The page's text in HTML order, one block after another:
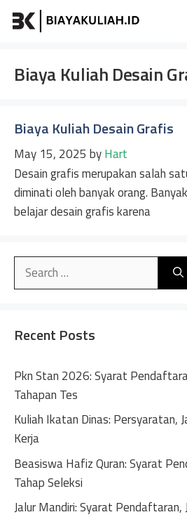
Skip
Biaya Kuliah Desain
Biaya Kuliah Desain Grafis
May 15, 2025 byHart
Desain grafis merupakan salah
diminati oleh banyak orang.
belajar desain grafis karena
Search
Recent Posts
Pkn Stan 2026: Syarat
Tahapan Tes
Kuliah Ikatan Dinas: Persyaratan,
Kerja
Beasiswa Hafiz Quran: Syarat
Tahap Seleksi
Jalur Mandiri: Syarat Pendaftaran,